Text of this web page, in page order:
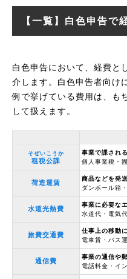
【一覧】白色申告で
白色申告において、経費と
介します。白色申告者向け
例で挙げている費用は、も
して扱えます。
そぜいこうか
租税公課
事業で課され
個人事業税・
荷造運賃
商品などを発
ダンボール箱
水道光熱費
事業に必要な
水道代・電気
旅費交通費
仕事上の移動
電車賃・バス
通信費
事業の通信や
電話料金・イ